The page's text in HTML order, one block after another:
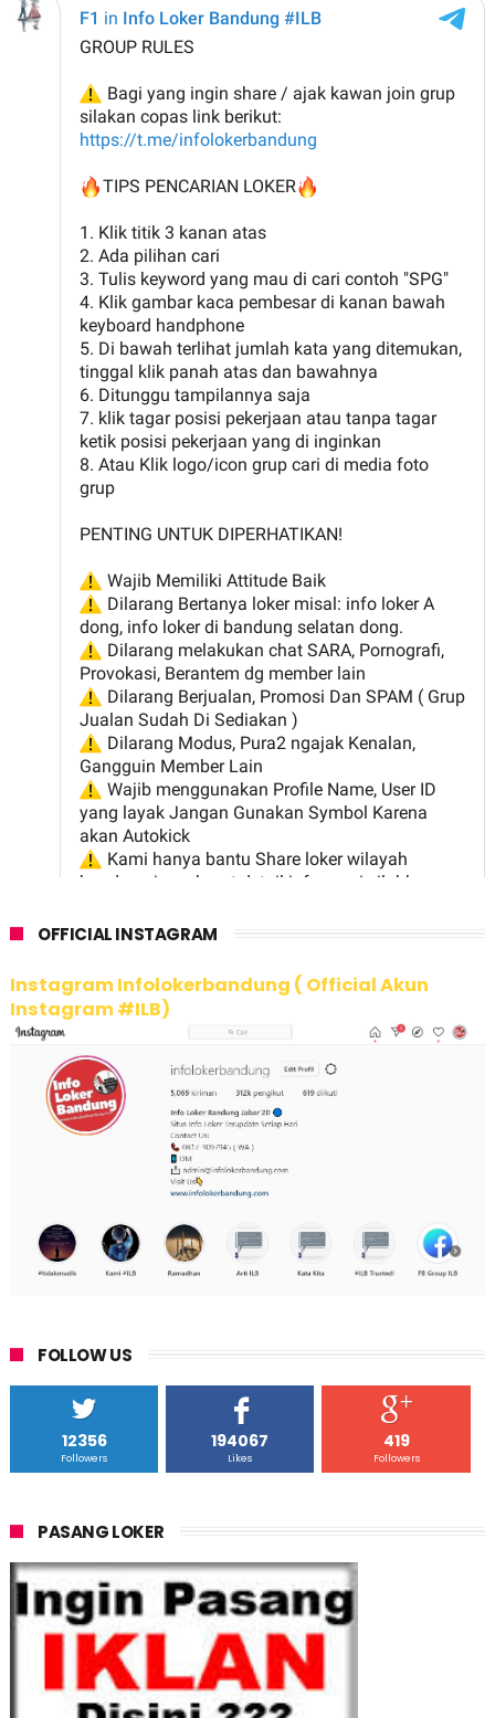
OFFICIAL INSTAGRAM
Instagram Infolokerbandung ( Official Akun
Instagram #ILB)
FOLLOW US
12356
Followers
194067
Likes
419
Followers
PASANG LOKER